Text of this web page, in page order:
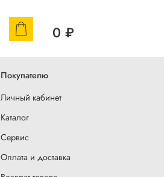
0 ₽
Покупателю
Личный кабинет
Каталог
Сервис
Оплата и доставка